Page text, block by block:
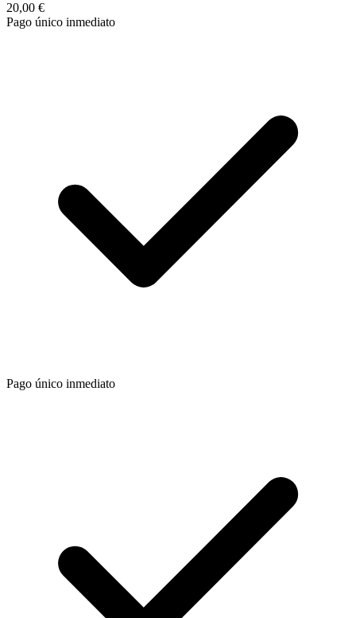
20,00 €
Pago único inmediato
Pago único inmediato